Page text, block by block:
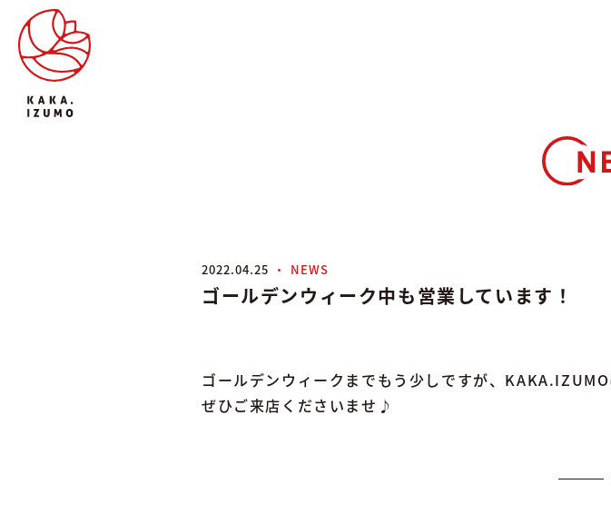
2022.04.25 NEWS
ゴールデンウィーク中も営業しています！
ゴールデンウィークまでもう少しですが、
ぜひご来店くださいませ♪